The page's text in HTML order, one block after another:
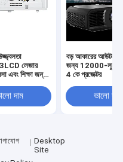
লেজার
এবং শিক্ষা জন্য
দাম
বড় আকারের আউটডোর
জন্য 12000-লুমেন
4 কে প্রজেক্টর
ভালো দাম
Desktop
Site